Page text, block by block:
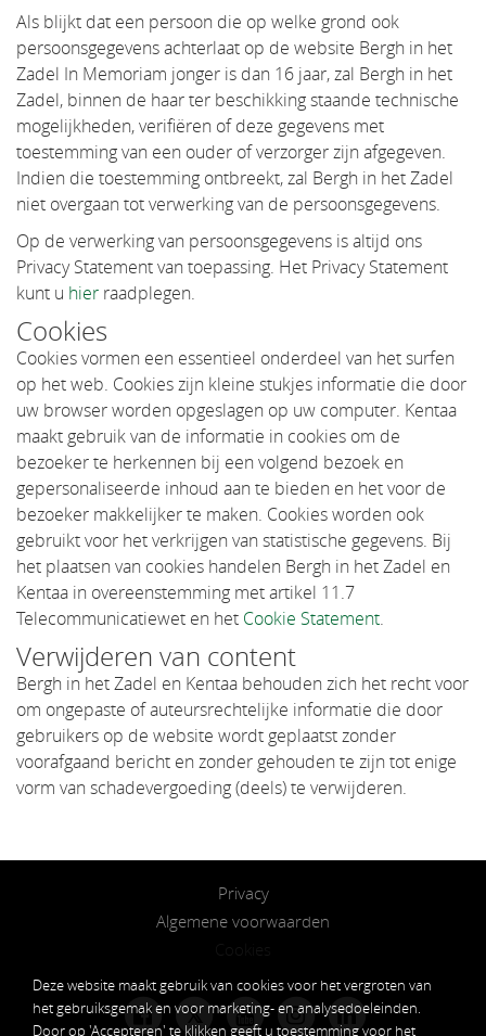
Als blijkt dat een persoon die op welke grond ook
persoonsgegevens achterlaat op de website Bergh in het
Zadel In Memoriam jonger is dan 16 jaar, zal Bergh in het
Zadel, binnen de haar ter beschikking staande technische
mogelijkheden, verifiëren of deze gegevens met
toestemming van een ouder of verzorger zijn afgegeven.
Indien die toestemming ontbreekt, zal Bergh in het Zadel
niet overgaan tot verwerking van de persoonsgegevens.
Op de verwerking van persoonsgegevens is altijd ons
Privacy Statement van toepassing. Het Privacy Statement
kunt u hier raadplegen.
Cookies
Cookies vormen een essentieel onderdeel van het surfen
op het web. Cookies zijn kleine stukjes informatie die door
uw browser worden opgeslagen op uw computer. Kentaa
maakt gebruik van de informatie in cookies om de
bezoeker te herkennen bij een volgend bezoek en
gepersonaliseerde inhoud aan te bieden en het voor de
bezoeker makkelijker te maken. Cookies worden ook
gebruikt voor het verkrijgen van statistische gegevens. Bij
het plaatsen van cookies handelen Bergh in het Zadel en
Kentaa in overeenstemming met artikel 11.7
Telecommunicatiewet en het Cookie Statement.
Verwijderen van content
Bergh in het Zadel en Kentaa behouden zich het recht voor
om ongepaste of auteursrechtelijke informatie die door
gebruikers op de website wordt geplaatst zonder
voorafgaand bericht en zonder gehouden te zijn tot enige
vorm van schadevergoeding (deels) te verwijderen.
Privacy
Algemene voorwaarden
𝕏
Deze website maakt gebruik van cookies voor het vergroten van
het gebruiksgemak en voor marketing- en analysedoeleinden.
Door op 'Accepteren' te klikken geeft u toestemming voor het